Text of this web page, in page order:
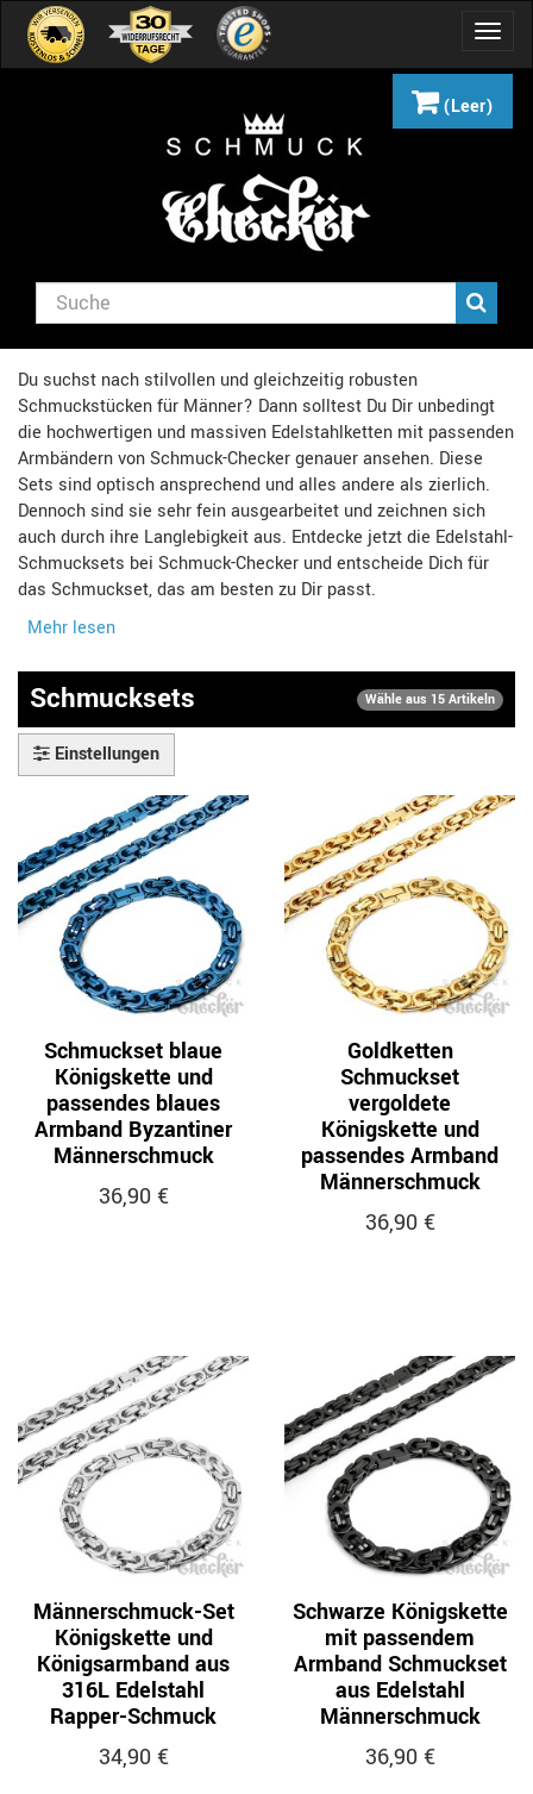
(Leer)
Du suchst nach stilvollen und gleichzeitig robusten
Schmuckstücken für Männer? Dann solltest Du Dir unbedingt
die hochwertigen und massiven Edelstahlketten mit passenden
Armbändern von Schmuck-Checker genauer ansehen. Diese
Sets sind optisch ansprechend und alles andere als zierlich.
Dennoch sind sie sehr fein ausgearbeitet und zeichnen sich
auch durch ihre Langlebigkeit aus. Entdecke jetzt die Edelstahl-
Schmucksets bei Schmuck-Checker und entscheide Dich für
das Schmuckset, das am besten zu Dir passt.
Mehr lesen
Schmucksets Wähle aus 15 Artikeln
Einstellungen
Schmuckset blaue
Königskette und
passendes blaues
Armband Byzantiner
Männerschmuck
36,90 €
Goldketten
Schmuckset
vergoldete
Königskette und
passendes Armband
Männerschmuck
36,90 €
Männerschmuck-Set
Königskette und
Königsarmband aus
316L Edelstahl
Rapper-Schmuck
34,90 €
Schwarze Königskette
mit passendem
Armband Schmuckset
aus Edelstahl
Männerschmuck
36,90 €